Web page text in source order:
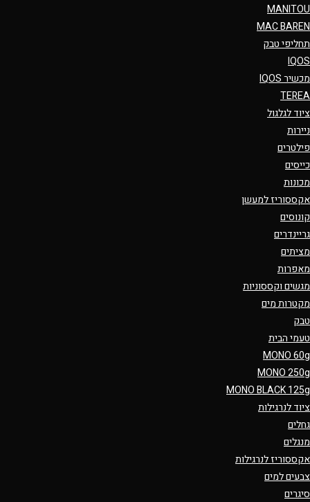
MANITOU
MAC BAREN
תחליפי טבק
IQOS
מכשיר IQOS
TEREA
ציוד לגלגול
ניירות
פילטרים
כייסים
מכונות
אקססוריז למעשן
קונוסים
גריינדרים
מציתים
מאפרות
מגשים וקססוניות
מקטרות מים
טבק
טעמי הבית
MONO 60g
MONO 250g
MONO BLACK 125g
ציוד לנרגילות
גחלים
מנגלים
אקססוריז לנרגילות
צבעים למים
סיגרים